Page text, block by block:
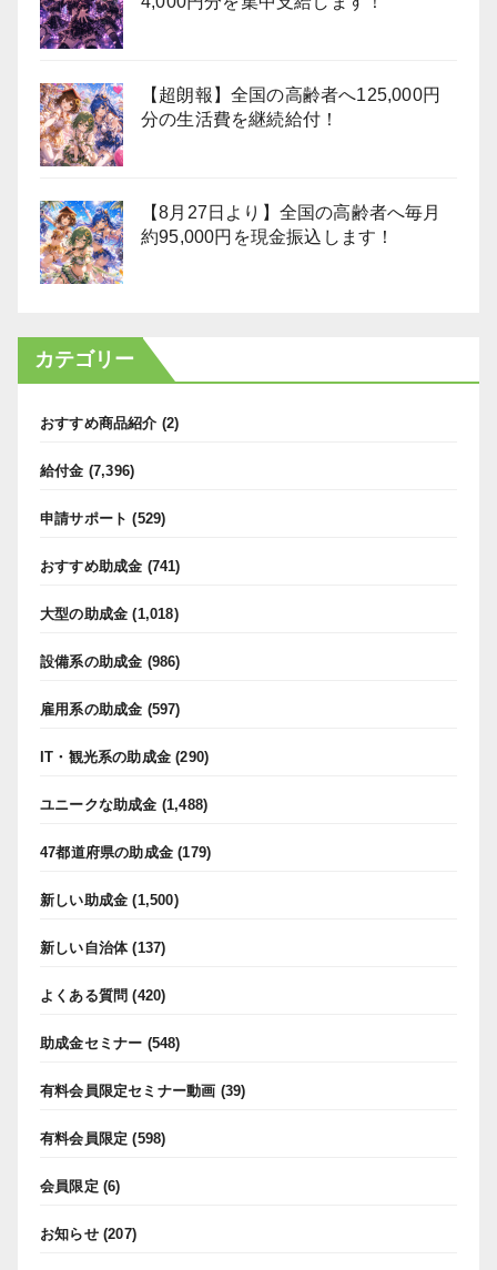
【超朗報】全国の高齢者へ125,000円
分の生活費を継続給付！
【8月27日より】全国の高齢者へ毎月
約95,000円を現金振込します！
カテゴリー
おすすめ商品紹介 (2)
給付金 (7,396)
申請サポート (529)
おすすめ助成金 (741)
大型の助成金 (1,018)
設備系の助成金 (986)
雇用系の助成金 (597)
IT・観光系の助成金 (290)
ユニークな助成金 (1,488)
47都道府県の助成金 (179)
新しい助成金 (1,500)
新しい自治体(137)
よくある質問 (420)
助成金セミナー (548)
有料会員限定セミナー動画 (39)
有料会員限定 (598)
会員限定 (6)
お知らせ(207)